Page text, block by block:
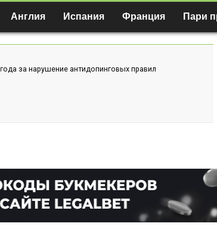
Англия Испания Франция Пари
за нарушение антидопинговых правил